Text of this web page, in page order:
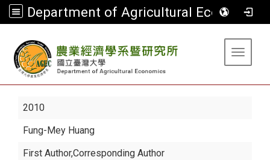
Department of Agricultural Economics
Toggle
2010
Fung-Mey Huang
First Author,Corresponding Author